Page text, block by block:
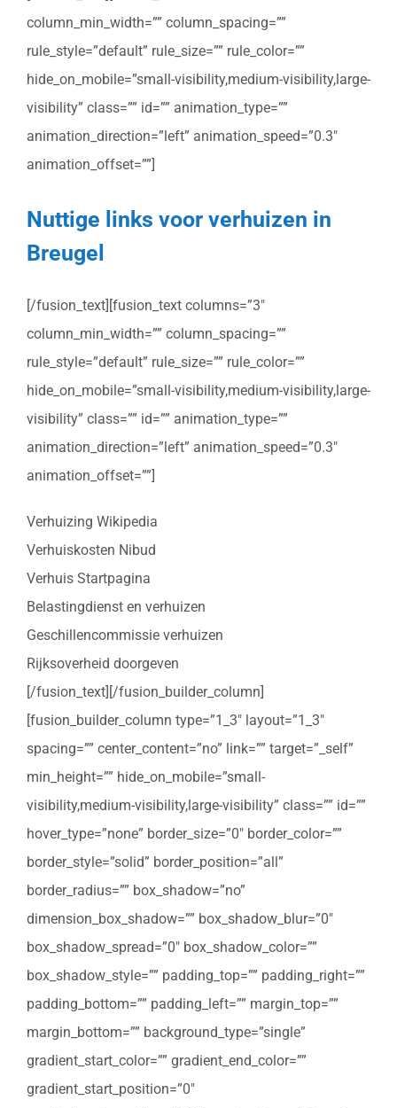
column_min_width=”” column_spacing=””
rule_style=”default” rule_size=”” rule_color=””
hide_on_mobile=”small-visibility,medium-visibility,large-
visibility” class=”” id=”” animation_type=””
animation_direction=”left” animation_speed=”0.3″
animation_offset=””]
Nuttige links voor verhuizen in
Breugel
[/fusion_text][fusion_text columns=”3″
column_min_width=”” column_spacing=””
rule_style=”default” rule_size=”” rule_color=””
hide_on_mobile=”small-visibility,medium-visibility,large-
visibility” class=”” id=”” animation_type=””
animation_direction=”left” animation_speed=”0.3″
animation_offset=””]
Verhuizing Wikipedia
Verhuiskosten Nibud
Verhuis Startpagina
Belastingdienst en verhuizen
Geschillencommissie verhuizen
Rijksoverheid doorgeven
[/fusion_text][/fusion_builder_column]
[fusion_builder_column type=”1_3″ layout=”1_3″
spacing=”” center_content=”no” link=”” target=”_self”
min_height=”” hide_on_mobile=”small-
visibility,medium-visibility,large-visibility” class=”” id=””
hover_type=”none” border_size=”0″ border_color=””
border_style=”solid” border_position=”all”
border_radius=”” box_shadow=”no”
dimension_box_shadow=”” box_shadow_blur=”0″
box_shadow_spread=”0″ box_shadow_color=””
box_shadow_style=”” padding_top=”” padding_right=””
padding_bottom=”” padding_left=”” margin_top=””
margin_bottom=”” background_type=”single”
gradient_start_color=”” gradient_end_color=””
gradient_start_position=”0″